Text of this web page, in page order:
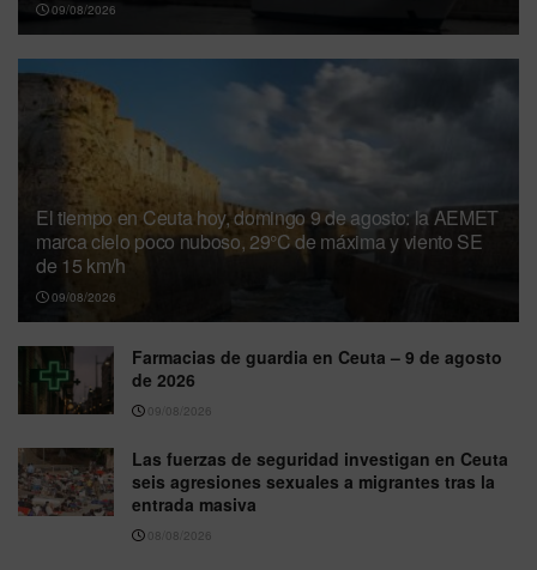
09/08/2026
El tiempo en Ceuta hoy, domingo 9 de agosto: la AEMET
marca cielo poco nuboso, 29°C de máxima y viento SE
de 15 km/h
09/08/2026
Farmacias de guardia en Ceuta – 9 de agosto
de 2026
09/08/2026
Las fuerzas de seguridad investigan en Ceuta
seis agresiones sexuales a migrantes tras la
entrada masiva
08/08/2026